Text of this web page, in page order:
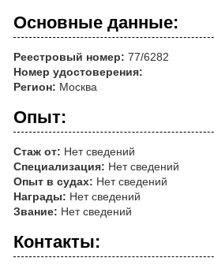
Основные данные:
Реестровый номер: 77/6282
Номер удостоверения:
Регион: Москва
Опыт:
Стаж от: Нет сведений
Специализация: Нет сведений
Опыт в судах: Нет сведений
Награды: Нет сведений
Звание: Нет сведений
Контакты: